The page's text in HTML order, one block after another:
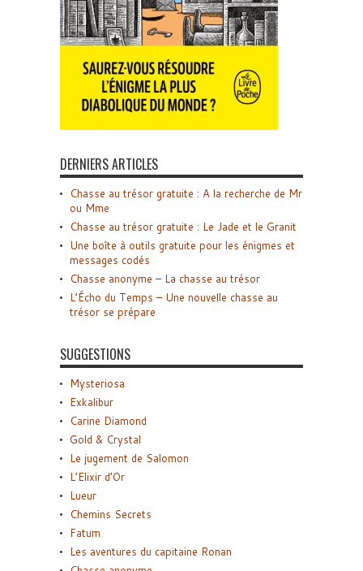
DERNIERS ARTICLES
Chasse au trésor gratuite : A la recherche de Mr
ou Mme
Chasse au trésor gratuite : Le Jade et le Granit
Une boîte à outils gratuite pour les énigmes et
messages codés
Chasse anonyme – La chasse au trésor
L’Écho du Temps – Une nouvelle chasse au
trésor se prépare
SUGGESTIONS
Mysteriosa
Exkalibur
Carine Diamond
Gold & Crystal
Le jugement de Salomon
L’Elixir d’Or
Lueur
Chemins Secrets
Fatum
Les aventures du capitaine Ronan